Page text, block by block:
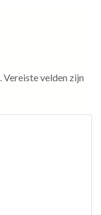
Vereiste velden zijn